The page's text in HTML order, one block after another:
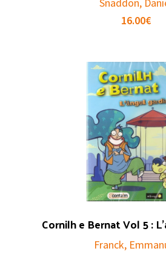
16.00€
Cornilh e Bernat Vol 5 :
Franck,